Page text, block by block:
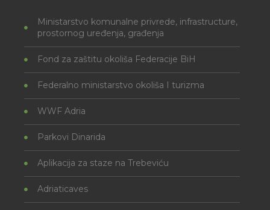
Ministarstvo komunalne privrede, infrastructure,
prostornog uređenja, građenja
Fond za zaštitu okoliša Federacije BiH
Federalno ministarstvo okoliša I turizma
WWF Adria
Parkovi Dinarida
Aplikacija za staze na Trebeviću
Adriaticaves